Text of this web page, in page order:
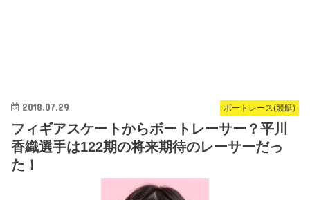
ボートレース(競艇)
2018.07.29
フィギアスケートからボートレーサー？平川
香織選手は122期の将来期待のレーサーだっ
た！